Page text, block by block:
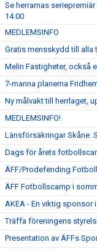
Se herrarnas
14.00
MEDLEMSINFO
Gratis mensskydd till alla
Melin Fastigheter, också
7-manna planerna
Ny målvakt till herrlaget,
MEDLEMSINFO!
Länsförsäkringar Skåne.
Dags för årets
ÄFF/Prodefending
ÄFF Fotbollscamp i
AKEA - En viktig sponsor
Träffa föreningens
Presentation av ÄFFs